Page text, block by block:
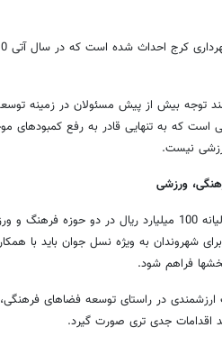
توجه بیش از پیش مسئولان در زمینه
که به تنهایی قادر به رفع کمبودهای
نیست.
شهردار کلانشهر کرج با بیان اینکه شهرداری کرج سالیانه 100 میلیارد
شهروندان به ویژه نسل جوان باید با
فراهم شود.
در راستای توسعه فضاهای فرهنگی،
اقدامات جدی تری صورت گیرد.